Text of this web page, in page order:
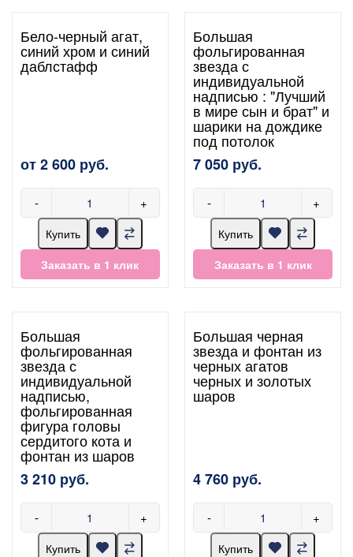
Бело-черный агат,
синий хром и синий
даблстафф
от 2 600 руб.
- +
Купить
Заказать в 1 клик
Большая
фольгированная
звезда с
индивидуальной
надписью : "Лучший
в мире сын и брат" и
шарики на дождике
под потолок
7 050 руб.
- +
Купить
Заказать в 1 клик
Большая
фольгированная
звезда с
индивидуальной
надписью,
фольгированная
фигура головы
сердитого кота и
фонтан из шаров
3 210 руб.
- +
Купить
Большая черная
звезда и фонтан из
черных агатов
черных и золотых
шаров
4 760 руб.
- +
Купить